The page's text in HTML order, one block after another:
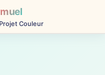
Projet Couleur